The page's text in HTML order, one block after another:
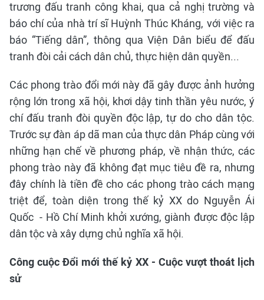
trương đấu tranh công khai, qua cả nghị trường và
báo chí của nhà trí sĩ Huỳnh Thúc Kháng, với việc ra
báo “Tiếng dân”, thông qua Viện Dân biểu để đấu
tranh đòi cải cách dân chủ, thực hiện dân quyền...
Các phong trào đổi mới này đã gây được ảnh hưởng
rộng lớn trong xã hội, khơi dậy tinh thần yêu nước, ý
chí đấu tranh đòi quyền độc lập, tự do cho dân tộc.
Trước sự đàn áp dã man của thực dân Pháp cùng với
những hạn chế về phương pháp, về nhận thức, các
phong trào này đã không đạt mục tiêu đề ra, nhưng
đây chính là tiền đề cho các phong trào cách mạng
triệt để, toàn diện trong thế kỷ XX do Nguyễn Ái
Quốc - Hồ Chí Minh khởi xướng, giành được độc lập
dân tộc và xây dựng chủ nghĩa xã hội.
Công cuộc Đổi mới thế kỷ XX - Cuộc vượt thoát lịch
sử